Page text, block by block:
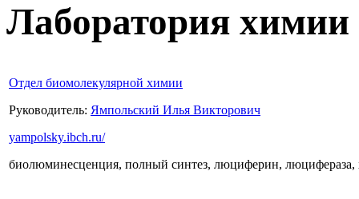
Лаборатория химии
Отдел биомолекулярной химии
Руководитель: Ямпольский Илья Викторович
yampolsky.ibch.ru/
биолюминесценция, полный синтез, люциферин,